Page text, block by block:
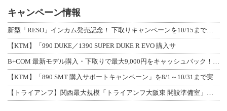
キャンペーン情報
【KTM】「990 DUKE／1390 SUPER DUKE R EVO 購入サ
【KTM】「890 SMT 購入サポートキャンペーン」を8/1～10/31まで実